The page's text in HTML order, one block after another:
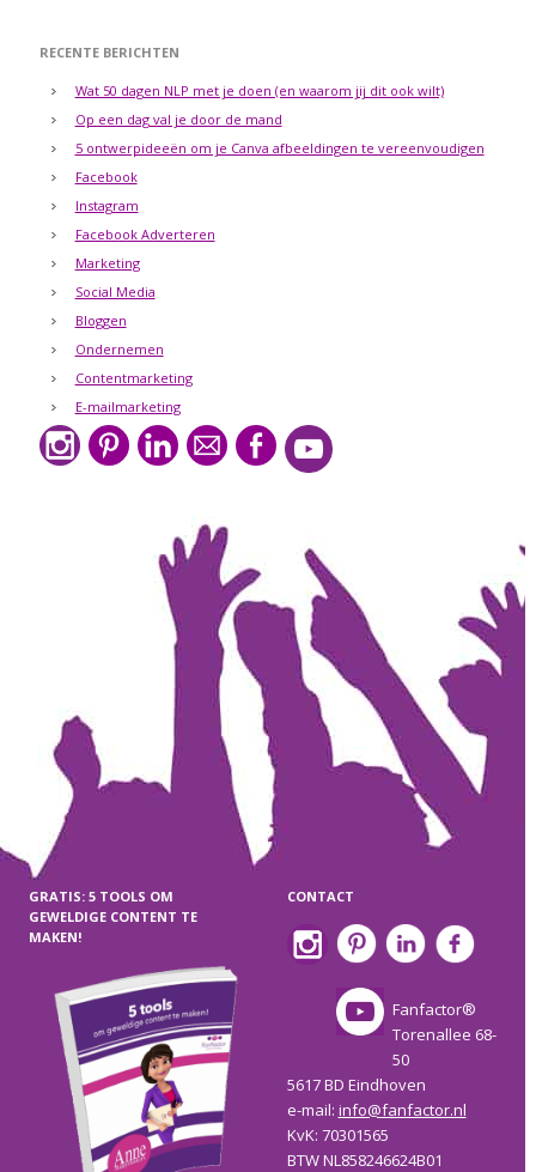
RECENTE BERICHTEN
Wat 50 dagen NLP met je doen (en waarom jij dit ook wilt)
Op een dag val je door de mand
5 ontwerpideeën om je Canva afbeeldingen te vereenvoudigen
Facebook
Instagram
Facebook Adverteren
Marketing
Social Media
Bloggen
Ondernemen
Contentmarketing
E-mailmarketing
GRATIS: 5 TOOLS OM
GEWELDIGE CONTENT TE
MAKEN!
CONTACT
Fanfactor®
Torenallee 68-
50
5617 BD Eindhoven
e-mail: info@fanfactor.nl
KvK: 70301565
BTW NL858246624B01